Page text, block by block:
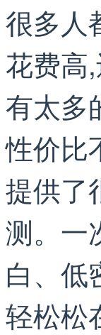
很多人
花费高
有太多
性价比
提供了
测。一
白、低
轻松松